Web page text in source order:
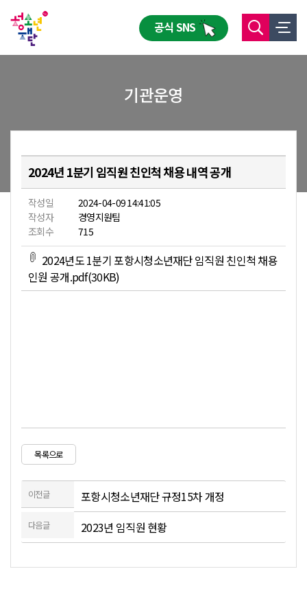
공식 SNS
기관운영
2024년 1분기 임직원 친인척 채용 내역 공개
작성일
2024-04-09 14:41:05
작성자
경영지원팀
조회수
715
2024년도 1분기 포항시청소년재단 임직원 친인척 채용
인원 공개.pdf(30KB)
목록으로
이전글 포항시청소년재단 규정15차 개정
다음글 2023년 임직원 현황